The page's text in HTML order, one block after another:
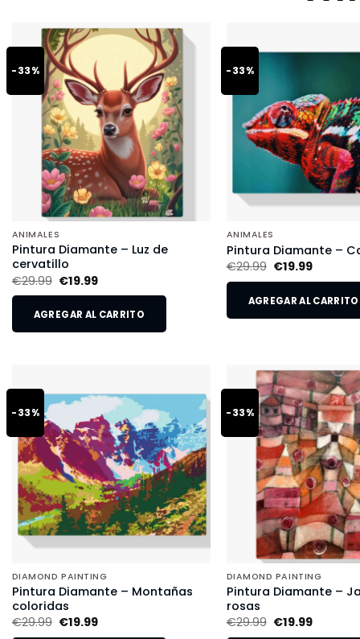
-33%
ANIMALES
Pintura Diamante – Luz de
cervatillo
€29.99 €19.99
AGREGAR AL CARRITO
-33%
ANIMALES
Pintura Diamante –
€29.99 €19.99
AGREGAR AL CARRITO
-33%
DIAMOND PAINTING
Pintura Diamante – Montañas
coloridas
€29.99 €19.99
-33%
DIAMOND PAINTING
Pintura Diamante –
rosas
€29.99 €19.99